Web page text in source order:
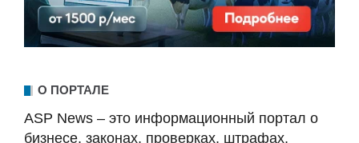
О ПОРТАЛЕ
ASP News – это информационный портал о
бизнесе, законах, проверках, штрафах,